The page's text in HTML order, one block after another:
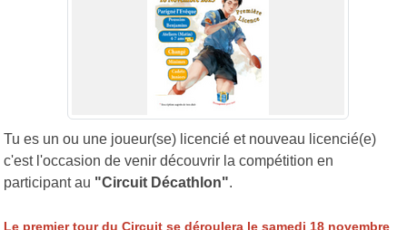
Tu es un ou une joueur(se) licencié et nouveau licencié(e)
c'est l'occasion de venir découvrir la compétition en
participant au "Circuit Décathlon".
Le premier tour du Circuit se déroulera le samedi 18 novembre